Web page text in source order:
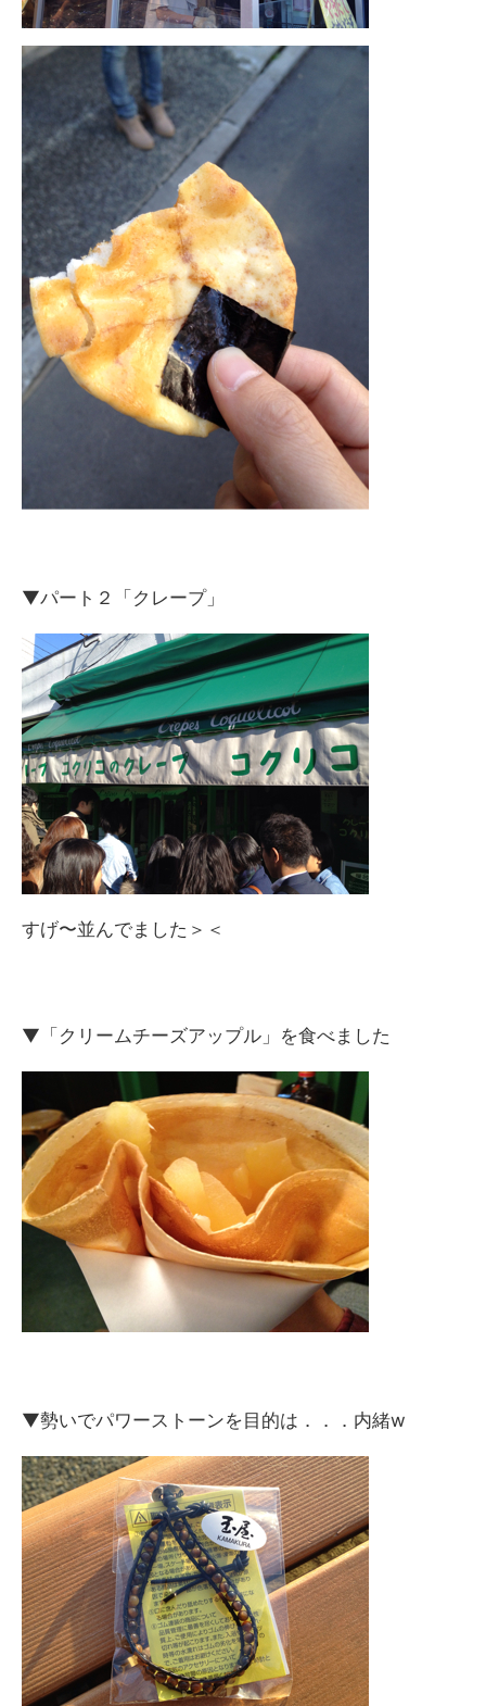
▼パート２「クレープ」
すげ〜並んでました＞＜
▼「クリームチーズアップル」を食べました
▼勢いでパワーストーンを目的は．．．内緒w